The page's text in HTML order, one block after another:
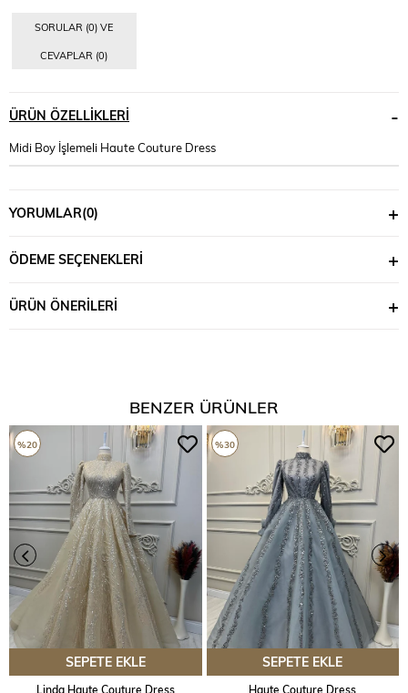
SORULAR (0) VE
CEVAPLAR (0)
ÜRÜN ÖZELLIKLERI
Midi Boy İşlemeli Haute Couture Dress
YORUMLAR(0)
ÖDEME SEÇENEKLERI
ÜRÜN ÖNERILERI
BENZER ÜRÜNLER
SEPETE EKLE
Linda Haute Couture Dress
%20
SEPETE EKLE
Haute Couture Dress
%30